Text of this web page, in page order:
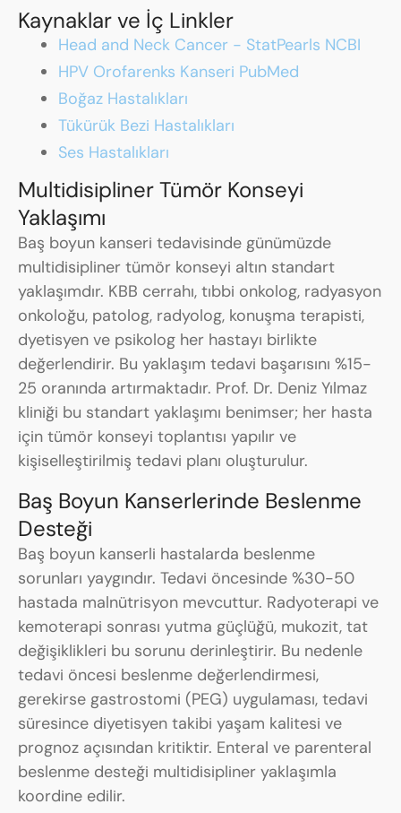
Kaynaklar ve İç Linkler
Head and Neck Cancer - StatPearls NCBI
HPV Orofarenks Kanseri PubMed
Boğaz Hastalıkları
Tükürük Bezi Hastalıkları
Ses Hastalıkları
Multidisipliner Tümör Konseyi
Yaklaşımı
Baş boyun kanseri tedavisinde günümüzde
multidisipliner tümör konseyi altın standart
yaklaşımdır. KBB cerrahı, tıbbi onkolog, radyasyon
onkoloğu, patolog, radyolog, konuşma terapisti,
dyetisyen ve psikolog her hastayı birlikte
değerlendirir. Bu yaklaşım tedavi başarısını %15-
25 oranında artırmaktadır. Prof. Dr. Deniz Yılmaz
kliniği bu standart yaklaşımı benimser; her hasta
için tümör konseyi toplantısı yapılır ve
kişiselleştirilmiş tedavi planı oluşturulur.
Baş Boyun Kanserlerinde Beslenme
Desteği
Baş boyun kanserli hastalarda beslenme
sorunları yaygındır. Tedavi öncesinde %30-50
hastada malnütrisyon mevcuttur. Radyoterapi ve
kemoterapi sonrası yutma güçlüğü, mukozit, tat
değişiklikleri bu sorunu derinleştirir. Bu nedenle
tedavi öncesi beslenme değerlendirmesi,
gerekirse gastrostomi (PEG) uygulaması, tedavi
süresince diyetisyen takibi yaşam kalitesi ve
prognoz açısından kritiktir. Enteral ve parenteral
beslenme desteği multidisipliner yaklaşımla
koordine edilir.